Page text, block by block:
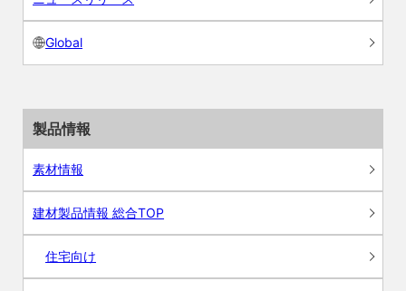
Global
製品情報
素材情報
建材製品情報 総合TOP
住宅向け